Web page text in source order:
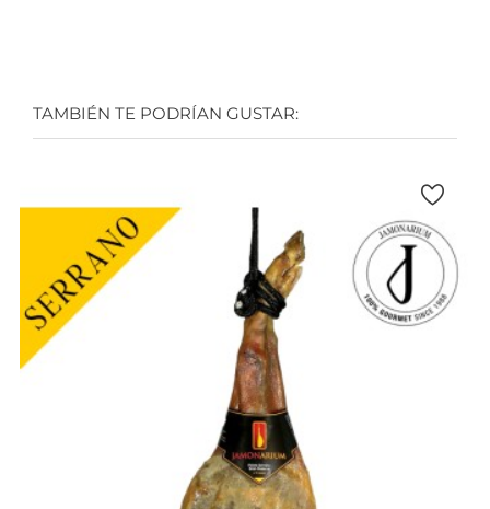
TAMBIÉN TE PODRÍAN GUSTAR: